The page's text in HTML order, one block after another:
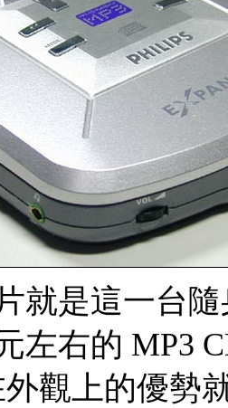
就是這一台
左右的 MP3
外觀上的優勢